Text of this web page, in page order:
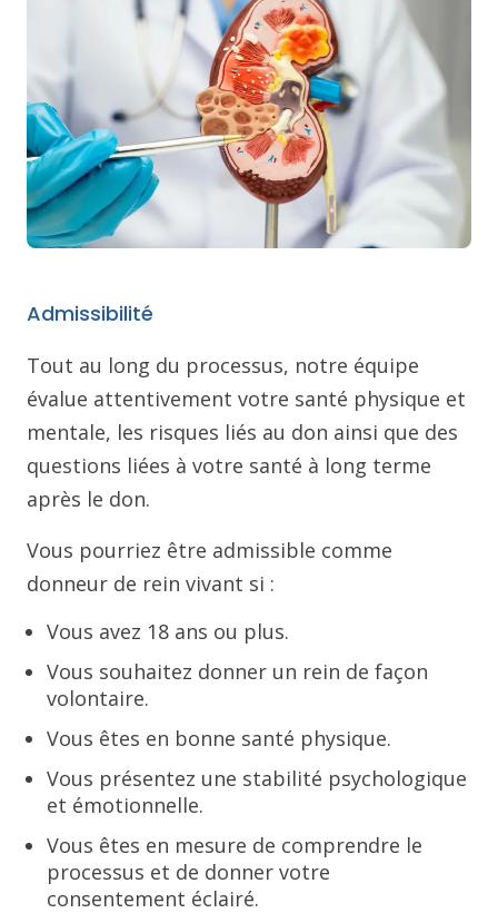
Admissibilité
Tout au long du processus, notre équipe
évalue attentivement votre santé physique et
mentale, les risques liés au don ainsi que des
questions liées à votre santé à long terme
après le don.
Vous pourriez être admissible comme
donneur de rein vivant si :
Vous avez 18 ans ou plus.
Vous souhaitez donner un rein de façon
volontaire.
Vous êtes en bonne santé physique.
Vous présentez une stabilité psychologique
et émotionnelle.
Vous êtes en mesure de comprendre le
processus et de donner votre
consentement éclairé.